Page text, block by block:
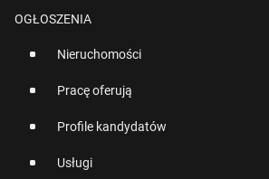
OGŁOSZENIA
Nieruchomości
Pracę oferują
Profile kandydatów
Usługi